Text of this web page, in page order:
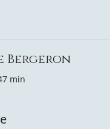
Bergeron
min